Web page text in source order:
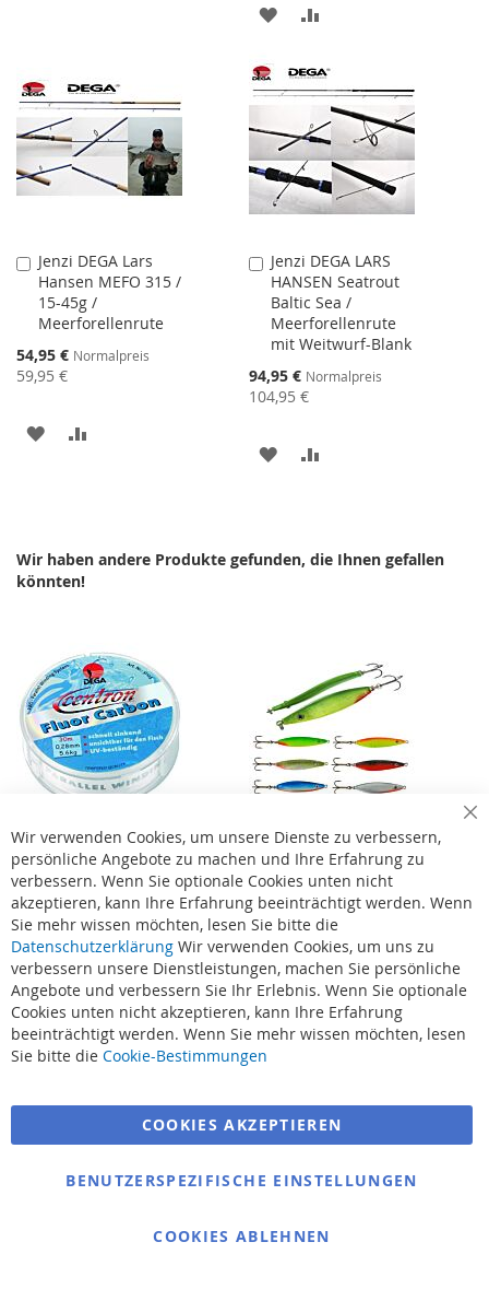
ZUR
HINZUFÜGEN
HINZUFÜGEN
Jenzi DEGA Lars
Hansen MEFO 315 /
15-45g /
Meerforellenrute
Sonderangebot
54,95 € Normalpreis
59,95 €
In
den
Warenkorb
ZUR
Jenzi DEGA LARS
HANSEN Seatrout
Baltic Sea /
Meerforellenrute
mit Weitwurf-Blank
Sonderangebot
94,95 € Normalpreis
104,95 €
In
den
Warenkorb
ZUR
Wir haben andere Produkte gefunden, die Ihnen gefallen
könnten!
JENZI / DEGA Centron
Fluor Carbon 30m
Startet von
5,35 €
DEGA Nilson Lars
Hansen Meerforellen-
Blinker 25g
Startet von
3,95 €
Wathose 5 mm mit
Wir verwenden Cookies, um unsere Dienste zu verbessern,
persönliche Angebote zu machen und Ihre Erfahrung zu
verbessern. Wenn Sie optionale Cookies unten nicht
akzeptieren, kann Ihre Erfahrung beeinträchtigt werden. Wenn
Sie mehr wissen möchten, lesen Sie bitte die
Datenschutzerklärung Wir verwenden Cookies, um uns zu
verbessern unsere Dienstleistungen, machen Sie persönliche
Angebote und verbessern Sie Ihr Erlebnis. Wenn Sie optionale
Cookies unten nicht akzeptieren, kann Ihre Erfahrung
beeinträchtigt werden. Wenn Sie mehr wissen möchten, lesen
Sie bitte die Cookie-Bestimmungen
COOKIES AKZEPTIEREN
BENUTZERSPEZIFISCHE EINSTELLUNGEN
COOKIES ABLEHNEN